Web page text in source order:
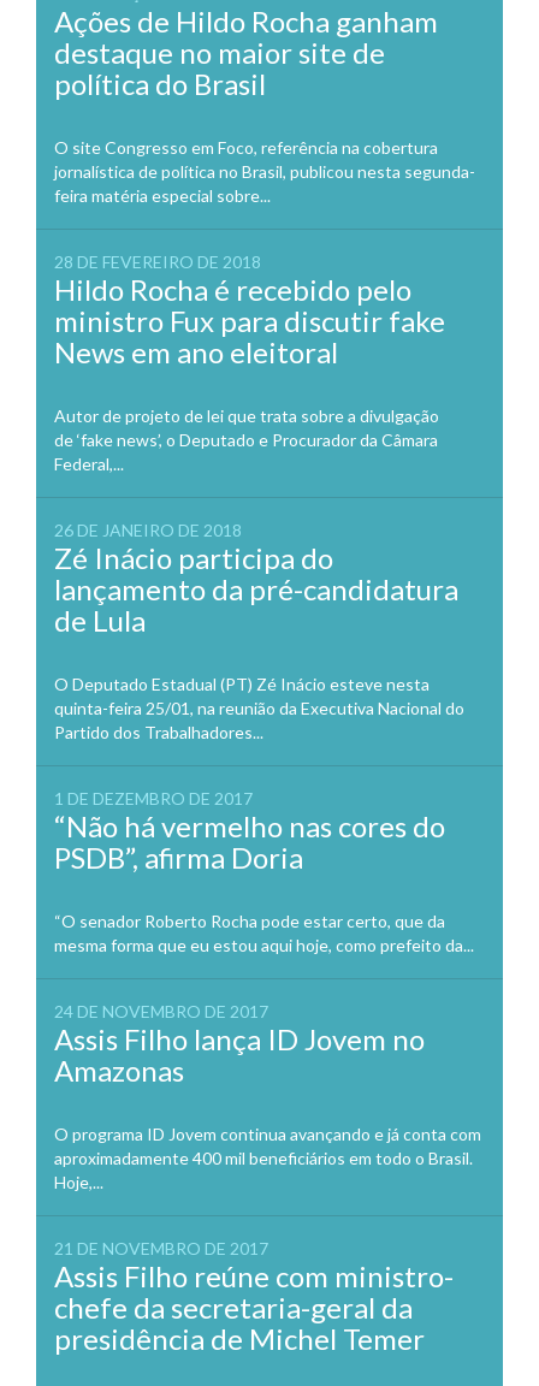
Ações de Hildo Rocha ganham
destaque no maior site de
política do Brasil
O site Congresso em Foco, referência na cobertura
jornalística de política no Brasil, publicou nesta segunda-
feira matéria especial sobre...
28 DE FEVEREIRO DE 2018
Hildo Rocha é recebido pelo
ministro Fux para discutir fake
News em ano eleitoral
Autor de projeto de lei que trata sobre a divulgação
de ‘fake news’, o Deputado e Procurador da Câmara
Federal,...
26 DE JANEIRO DE 2018
Zé Inácio participa do
lançamento da pré-candidatura
de Lula
O Deputado Estadual (PT) Zé Inácio esteve nesta
quinta-feira 25/01, na reunião da Executiva Nacional do
Partido dos Trabalhadores...
1 DE DEZEMBRO DE 2017
“Não há vermelho nas cores do
PSDB”, afirma Doria
“O senador Roberto Rocha pode estar certo, que da
mesma forma que eu estou aqui hoje, como prefeito da...
24 DE NOVEMBRO DE 2017
Assis Filho lança ID Jovem no
Amazonas
O programa ID Jovem continua avançando e já conta com
aproximadamente 400 mil beneficiários em todo o Brasil.
Hoje,...
21 DE NOVEMBRO DE 2017
Assis Filho reúne com ministro-
chefe da secretaria-geral da
presidência de Michel Temer